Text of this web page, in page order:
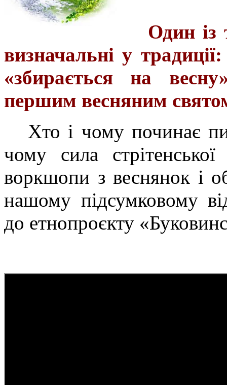
Один із
визначальні у
«збирається на
першим весняним
Хто і чому починає
чому сила
воркшопи з веснянок і
нашому підсумковому
до етнопроєкту